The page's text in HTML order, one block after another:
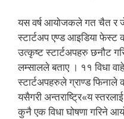
यस वर्ष आयोजकले गत चैत र
स्टार्टअप एण्ड आइडिया फेस्ट
उत्कृष्ट स्टार्टअपहरु छनौट
लम्सालले बताए । ११ विधा
स्टार्टअपहरुले ग्राण्ड फिनाले
यसैगरी अन्तराष्ट्रि«य
कुनै एक विधा घोषणा गरिने